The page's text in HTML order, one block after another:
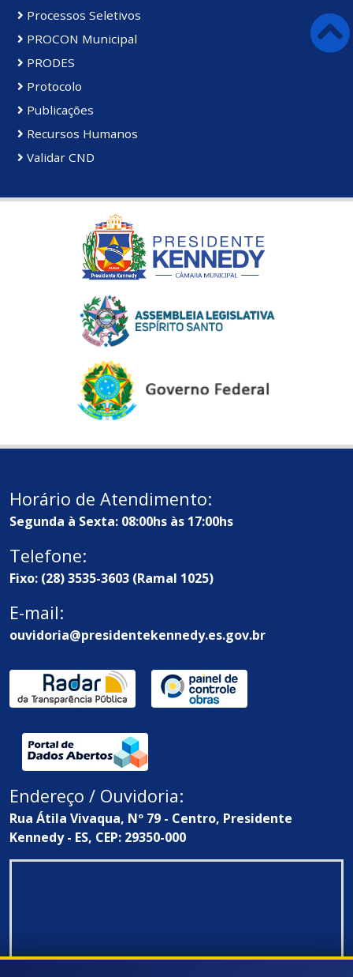
Processos Seletivos
PROCON Municipal
PRODES
Protocolo
Publicações
Recursos Humanos
Validar CND
Horário de Atendimento:
Segunda à Sexta: 08:00hs às 17:00hs
Telefone:
Fixo: (28) 3535-3603 (Ramal 1025)
E-mail:
ouvidoria@presidentekennedy.es.gov.br
Endereço / Ouvidoria:
Rua Átila Vivaqua, Nº 79 - Centro, Presidente
Kennedy - ES, CEP: 29350-000